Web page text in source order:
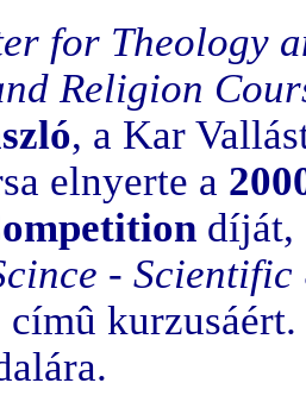
for Theology
Religion
, a Kar
elnyerte a
díját,
-
címû